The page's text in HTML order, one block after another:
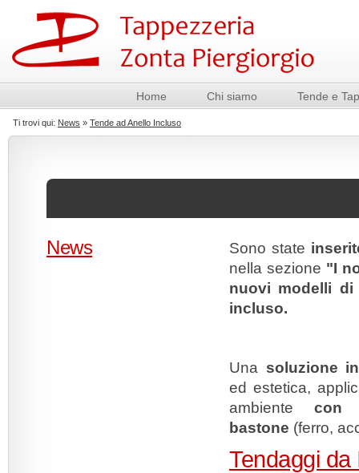
Home Chi siamo Tende e
Ti trovi qui: News » Tende ad Anello Incluso
News Sono state
nella sezione "I
nuovi modelli
incluso.
Una soluzione
ed estetica,
ambiente con
bastone (ferro,
Tendaggi da